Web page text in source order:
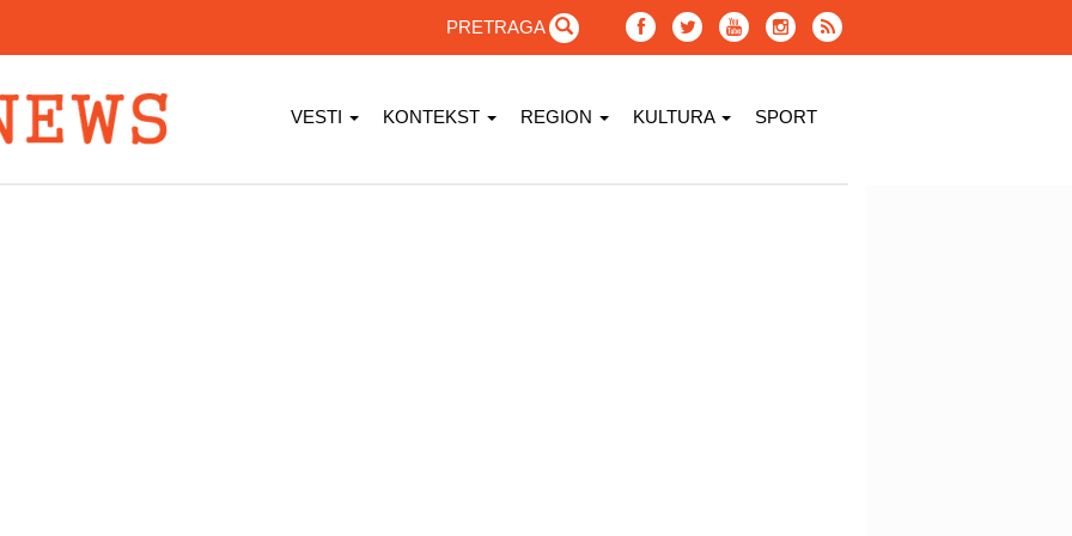
PRETRAGA
VESTI KONTEKST REGION KULTURA SPORT